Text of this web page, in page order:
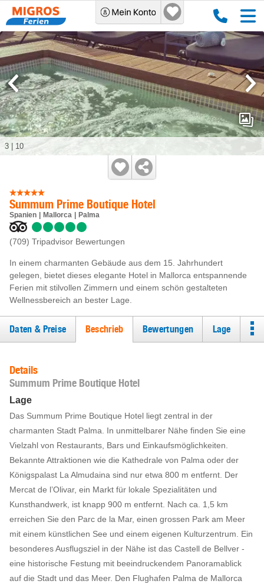
Summum Prime Boutique Hotel
Spanien Mallorca Palma
(709) Tripadvisor Bewertungen
In einem charmanten Gebäude aus dem 15. Jahrhundert
gelegen, bietet dieses elegante Hotel in Mallorca entspannende
Ferien mit stilvollen Zimmern und einem schön gestalteten
Wellnessbereich an bester Lage.
3 10
Daten & Preise Beschrieb Bewertungen Lage
Details
Summum Prime Boutique Hotel
Lage
Das Summum Prime Boutique Hotel liegt zentral in der
charmanten Stadt Palma. In unmittelbarer Nähe finden Sie eine
Vielzahl von Restaurants, Bars und Einkaufsmöglichkeiten.
Bekannte Attraktionen wie die Kathedrale von Palma oder der
Königspalast La Almudaina sind nur etwa 800 m entfernt. Der
Mercat de l’Olivar, ein Markt für lokale Spezialitäten und
Kunsthandwerk, ist knapp 900 m entfernt. Nach ca. 1,5 km
erreichen Sie den Parc de la Mar, einen grossen Park am Meer
mit einem künstlichen See und einem eigenen Kulturzentrum. Ein
besonderes Ausflugsziel in der Nähe ist das Castell de Bellver -
eine historische Festung mit beeindruckendem Panoramablick
auf die Stadt und das Meer. Den Flughafen Palma de Mallorca